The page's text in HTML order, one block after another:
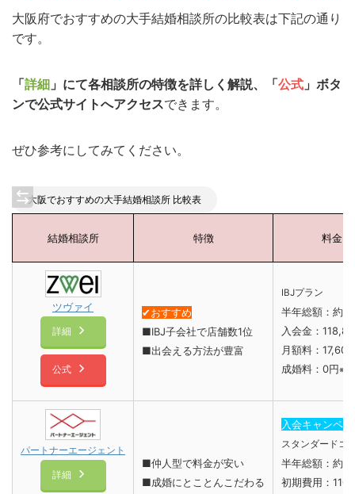
大阪府でおすすめの大手結婚相談所の比較表は下記の通り
です。
「詳細 」にて各相談所の特徴を詳しく解説、「公式 」ボタ
ンで公式サイトへアクセスできます。
ぜひ参考にしてみてください。
大阪でおすすめの大手結婚相談所 比較表
結婚相談所 特徴 料金
ツヴァイ
詳細
公式
✔︎おすすめ
■IBJ子会社で店舗数1位
■出会える方法が豊富
IBJプラン
半年総額：約
入会金：
月額料：
成婚料：0円※1
パートナーエージェント
詳細
■仲人型で料金が安い
■成婚にとことんこだわる
入会キャンペ
スタンダードコ
半年総額：約
初期費用：